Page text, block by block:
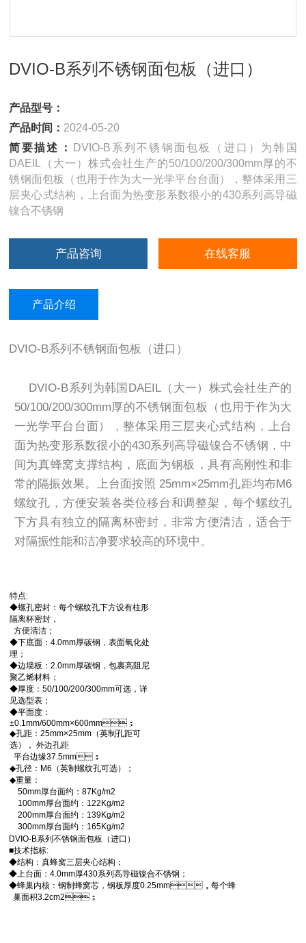
DVIO-B系列不锈钢面包板（进口）
产品型号：
产品时间： 2024-05-20
简要描述：
DVIO-B系列不锈钢面包板（进口）为韩国
DAEIL（大一）株式会社生产的50/100/200/300mm厚的不
锈钢面包板（也用于作为大一光学平台台面），整体采用三
层夹心式结构，上台面为热变形系数很小的430系列高导磁
镍合不锈钢
产品咨询 在线客服
产品介绍
DVIO-B系列不锈钢面包板（进口）
DVIO-B系列为韩国DAEIL（大一）株式会社生产的
50/100/200/300mm厚的不锈钢面包板（也用于作为大
一光学平台台面），整体采用三层夹心式结构，上台
面为热变形系数很小的430系列高导磁镍合不锈钢，中
间为真蜂窝支撑结构，底面为钢板，具有高刚性和非
常的隔振效果。上台面按照 25mm×25mm孔距均布M6
螺纹孔，方便安装各类位移台和调整架，每个螺纹孔
下方具有独立的隔离杯密封，非常方便清洁，适合于
对隔振性能和洁净要求较高的环境中。
特点:
◆螺孔密封：每个螺纹孔下方设有柱形
隔离杯密封，
方便清洁；
◆下底面：4.0mm厚碳钢，表面氧化处
理；
◆边墙板：2.0mm厚碳钢，包裹高阻尼
聚乙烯材料；
◆厚度：50/100/200/300mm可选，详
见选型表；
◆平面度：
±0.1mm/600mm×600mm；
◆孔距：25mm×25mm（英制孔距可
选）， 外边孔距
平台边缘37.5mm；
◆孔径：M6（英制螺纹孔可选）；
◆重量：
50mm厚台面约：87Kg/m2
100mm厚台面约：122Kg/m2
200mm厚台面约：139Kg/m2
300mm厚台面约：165Kg/m2
DVIO-B系列不锈钢面包板（进口）
■技术指标:
◆结构：真蜂窝三层夹心结构；
◆上台面：4.0mm厚430系列高导磁镍合不锈钢；
◆蜂巢内核：钢制蜂窝芯，钢板厚度0.25mm，每个蜂
巢面积3.2cm2；